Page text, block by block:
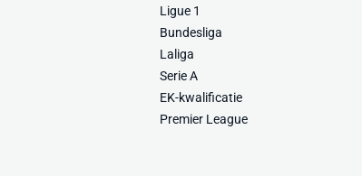
Ligue 1
Bundesliga
Laliga
Serie A
EK-kwalificatie
Premier League